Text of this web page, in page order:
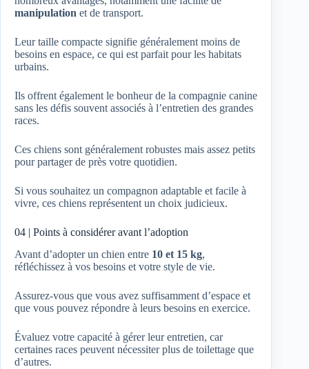
manipulation et de transport.
Leur taille compacte signifie généralement moins de
besoins en espace, ce qui est parfait pour les habitats
urbains.
Ils offrent également le bonheur de la compagnie canine
sans les défis souvent associés à l’entretien des grandes
races.
Ces chiens sont généralement robustes mais assez petits
pour partager de près votre quotidien.
Si vous souhaitez un compagnon adaptable et facile à
vivre, ces chiens représentent un choix judicieux.
04 | Points à considérer avant l’adoption
Avant d’adopter un chien entre 10 et 15 kg,
réfléchissez à vos besoins et votre style de vie.
Assurez-vous que vous avez suffisamment d’espace et
que vous pouvez répondre à leurs besoins en exercice.
Évaluez votre capacité à gérer leur entretien, car
certaines races peuvent nécessiter plus de toilettage que
d’autres.